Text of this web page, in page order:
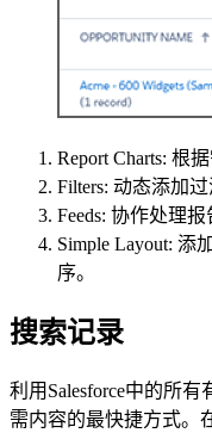
Report Charts: 根
Filters: 动态添加
Feeds: 协作处理报
Simple Layout: 添
序。
搜索记录
利用Salesforce中的所
需内容的最快捷方式。